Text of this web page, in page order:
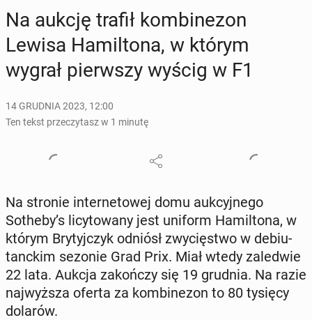
Na aukcję trafił kom­bi­ne­zon
Lewisa Ha­mil­to­na, w którym
wygrał pierw­szy wyścig w F1
14 GRUDNIA 2023, 12:00
Ten tekst przeczytasz w 1 minutę
Na stronie in­ter­ne­to­wej domu au­kcyj­ne­go
Sotheby’s li­cy­to­wa­ny jest uniform Ha­mil­to­na, w
którym Bry­tyj­czyk odniósł zwy­cię­stwo w de­biu­
tanc­kim sezonie Grad Prix. Miał wtedy za­le­d­wie
22 lata. Aukcja za­koń­czy się 19 grudnia. Na razie
naj­wyż­sza oferta za kom­bi­ne­zon to 80 tysięcy
dolarów.